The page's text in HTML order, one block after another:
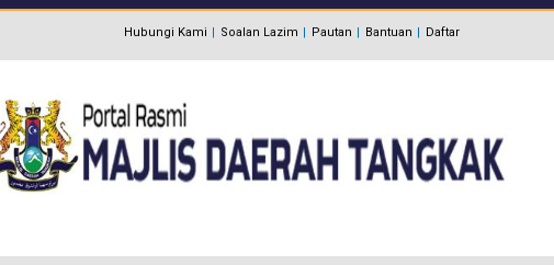
Hubungi Kami Soalan Lazim Pautan Bantuan Daftar